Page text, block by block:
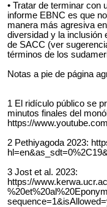
• Tratar de terminar con
informe EBNC es que
manera más agresiva
diversidad y la inclusión
de SACC (ver
términos de los
Notas a pie de página
1 El ridículo público se
minutos finales del
https://
2 Pethiyagoda 2023:
3 Jost et al. 2023:
https://